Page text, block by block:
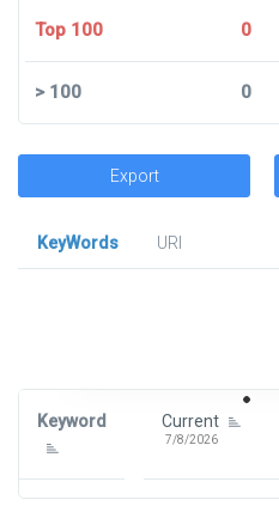
Top 100 0
>100 0
Export
KeyWords
URl
Keyword Current
7/8/2026